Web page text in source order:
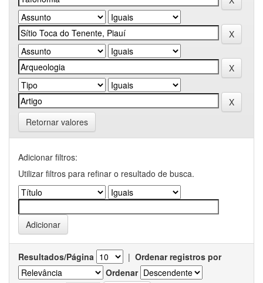
Retornar valores
Adicionar filtros:
Utilizar filtros para refinar o resultado de busca.
Resultados/Página | Ordenar registros por
Ordenar